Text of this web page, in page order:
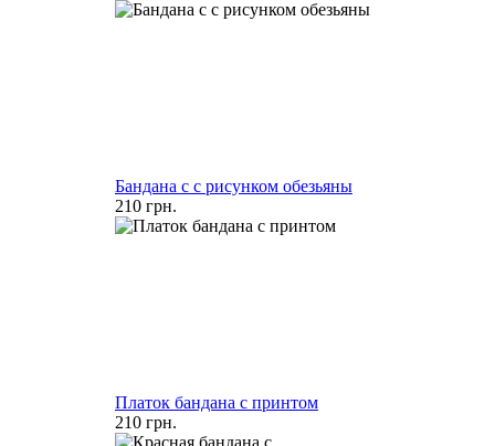
Бандана с с рисунком обезьяны
210 грн.
Платок бандана с принтом
210 грн.